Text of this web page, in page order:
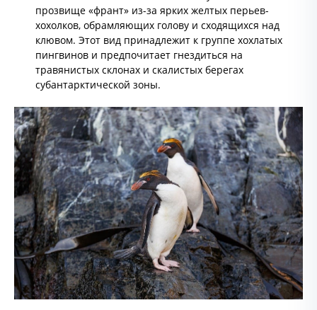
прозвище «франт» из-за ярких желтых перьев-
хохолков, обрамляющих голову и сходящихся над
клювом. Этот вид принадлежит к группе хохлатых
пингвинов и предпочитает гнездиться на
травянистых склонах и скалистых берегах
субантарктической зоны.